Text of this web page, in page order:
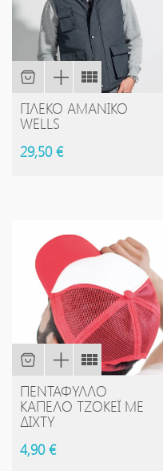
ΓΙΛΈΚΟ ΑΜΆΝΙΚΟ
WELLS
29,50 €
ΠΕΝΤΆΦΥΛΛΟ
ΚΑΠΈΛΟ ΤΖΌΚΕΪ ΜΕ
ΔΊΧΤΥ
4,90 €